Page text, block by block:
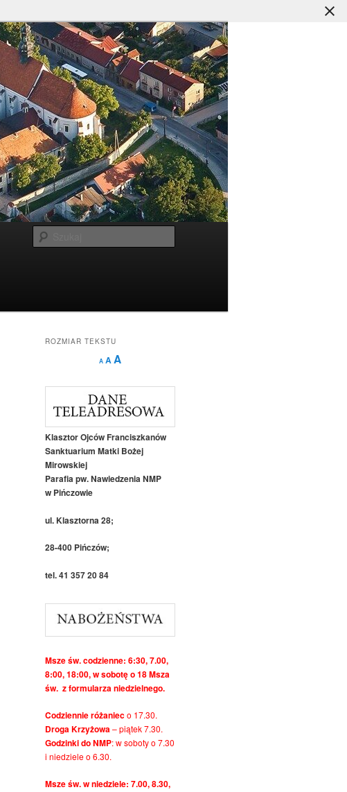
ROZMIAR TEKSTU
A
Decrease
font
A Reset
AIncrease
size.
Klasztor Ojców Franciszkanów
Sanktuarium Matki Bożej
Mirowskiej
Parafia pw. Nawiedzenia NMP
w Pińczowie
ul. Klasztorna 28;
28-400 Pińczów;
tel. 41 357 20 84
Msze św. codzienne: 6:30, 7.00,
8:00, 18:00, w sobotę o 18 Msza
św. z formularza niedzielnego.
Codziennie różanieco 17.30.
Droga Krzyżowa– piątek 7.30.
Godzinki do NMP: w soboty o 7.30
i niedziele o 6.30.
Msze św. w niedziele: 7.00, 8.30,